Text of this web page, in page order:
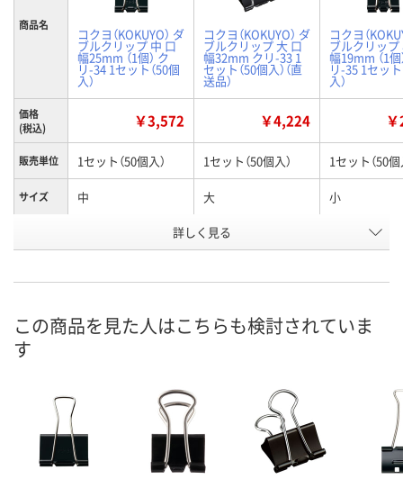
商品名
コクヨ（KOKUYO） ダ
ブルクリップ 中 口
幅25mm （1個） ク
リ-34 1セット（50個
入）
コクヨ（KOKUYO） ダ
ブルクリップ 大 口
幅32mm クリ-33 1
セット（50個入）（直
送品）
コクヨ（
ブルクリップ
幅19mm （1個
リ-35 1セット
入）
価格
(税込)
￥3,572 ￥4,224
販売単位 1セット（50個入） 1セット（50個入） 1セット（50個
サイズ 中 大 小
R528303 R528305
8月20日（木）まで
カゴへ カゴへ カ
詳しく見る
この商品を見た人はこちらも検討されていま
す